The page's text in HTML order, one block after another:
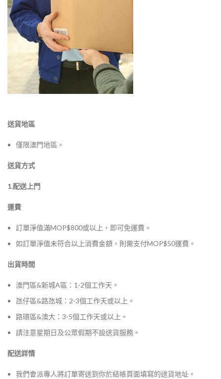
送貨地區
僅限澳門地區。
送貨方式
1.配送上門
運費
訂單淨值滿MOP$800或以上，即可免運費。
如訂單淨值未符合以上消費金額，則需支付MOP$50運費。
出貨時間
澳門區&新城A區：1-2個工作天。
氹仔區&路氹城：2-3個工作天或以上。
路環區&澳大：3-5個工作天或以上。
請注意星期日及公眾假期不設送貨服務。
配送詳情
我們會派專人將訂單寄送到你於結帳頁面填寫的送貨地址。